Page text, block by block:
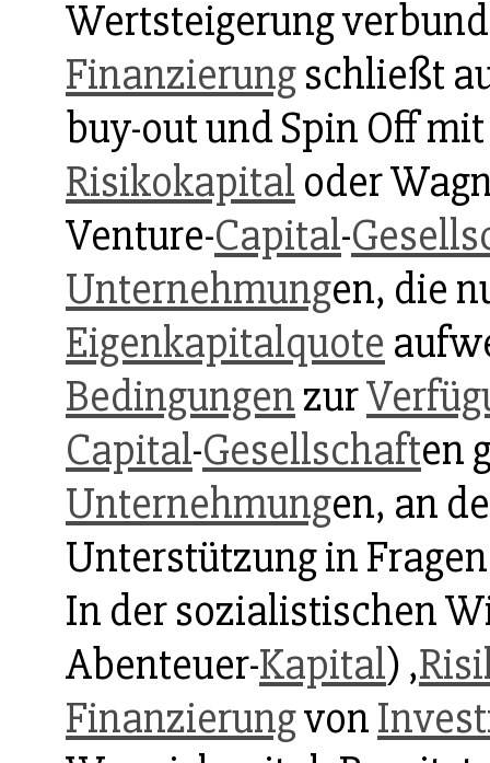
Wertsteigerung
Finanzierungschließt
buy-out und Spin Off
Risikokapital oder
Venture-Capital-
Unternehmungen, die
Eigenkapitalquote
Bedingungenzur
Capital-Gesellschaften
Unternehmungen, an
Unterstützung in
In der sozialistischen
Abenteuer-Kapital) ,
Finanzierungvon